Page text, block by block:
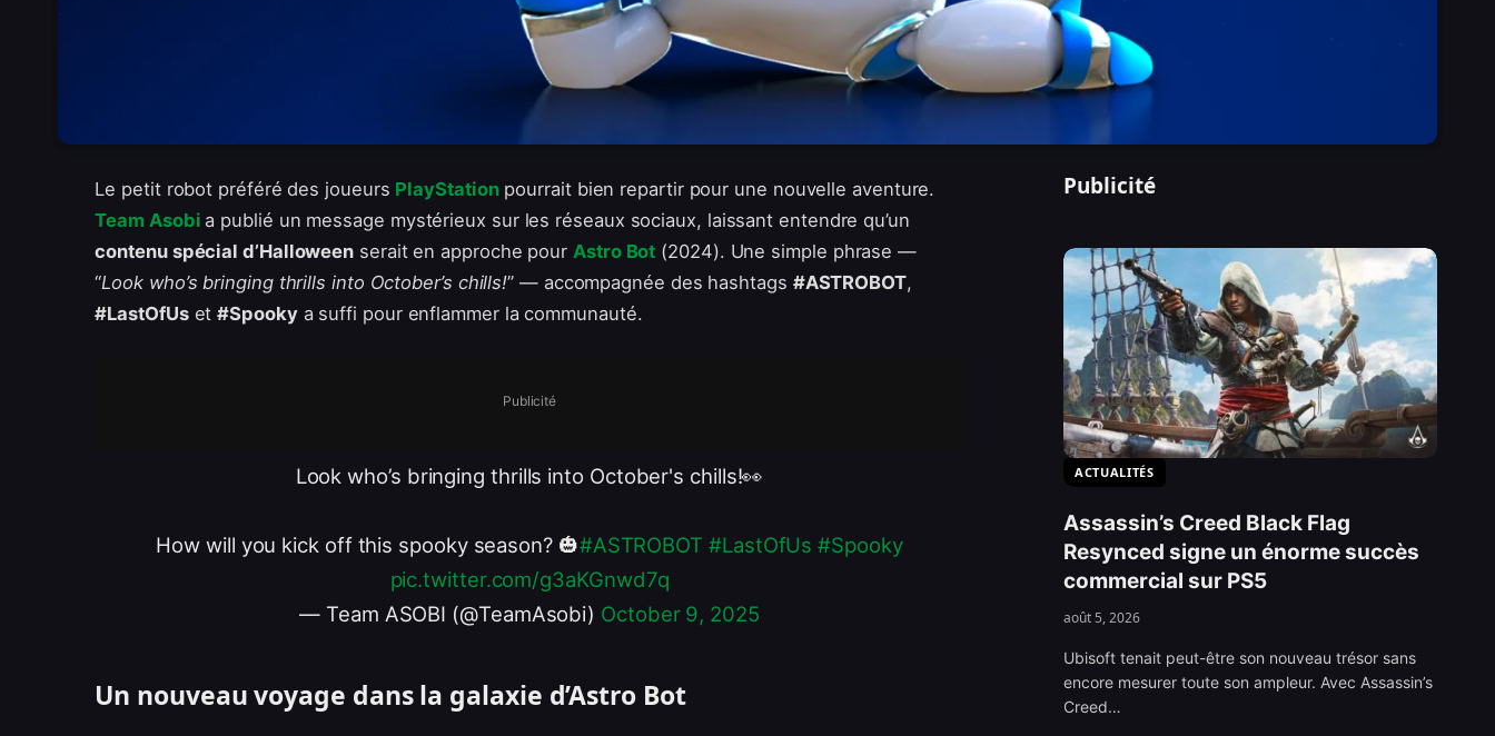
Le petit robot préféré des joueurs PlayStationpourrait bien repartir pour une nouvelle aventure.
Team Asobi a publié un message mystérieux sur les réseaux sociaux, laissant entendre qu’un
contenu spécial d’Halloween serait en approche pourAstro Bot (2024). Une simple phrase —
“Look who’s bringing thrills into October’s chills!” — accompagnée des hashtags #ASTROBOT,
#LastOfUset#Spookya suffi pour enflammer la communauté.
Publicité
Look who’s bringing thrills into October's chills!👀
How will you kick off this spooky season? 🎃#ASTROBOT #LastOfUs #Spooky
pic.twitter.com/g3aKGnwd7q
— Team ASOBI (@TeamAsobi) October 9, 2025
Un nouveau voyage dans la galaxie d’Astro Bot
Publicité
ACTUALITÉS
Assassin’s Creed Black Flag
Resynced signe un énorme succès
commercial sur PS5
août 5, 2026
Ubisoft tenait peut-être son nouveau trésor sans
encore mesurer toute son ampleur. Avec Assassin’s
Creed…